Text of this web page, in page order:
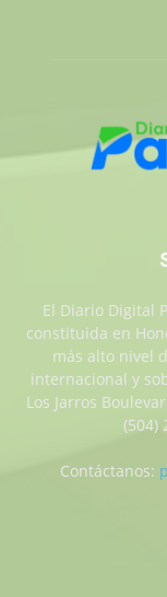
El Diario Digital
constituida en
más alto nivel
internacional y
Los Jarros
(504)
Contáctanos: